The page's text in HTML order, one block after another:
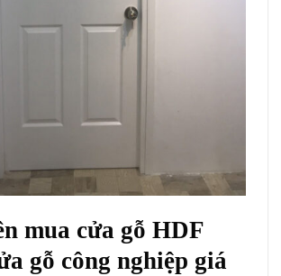
mua cửa gỗ HDF
gỗ công nghiệp giá